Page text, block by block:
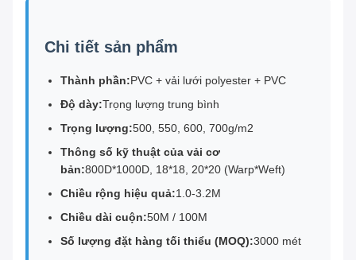
Chi tiết sản phẩm
Thành phần:PVC + vải lưới polyester + PVC
Độ dày:Trọng lượng trung bình
Trọng lượng:500, 550, 600, 700g/m2
Thông số kỹ thuật của vải cơ
bản:800D*1000D, 18*18, 20*20 (Warp*Weft)
Chiều rộng hiệu quả:1.0-3.2M
Chiều dài cuộn:50M / 100M
Số lượng đặt hàng tối thiểu (MOQ):3000 mét